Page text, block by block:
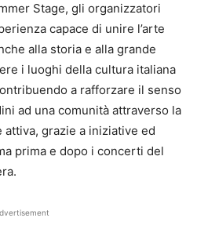
Stage, gli organizzatori
capace di unire l’arte
alla storia e alla grande
i luoghi della cultura italiana
a rafforzare il senso
ad una comunità attraverso la
grazie a iniziative ed
prima e dopo i concerti del